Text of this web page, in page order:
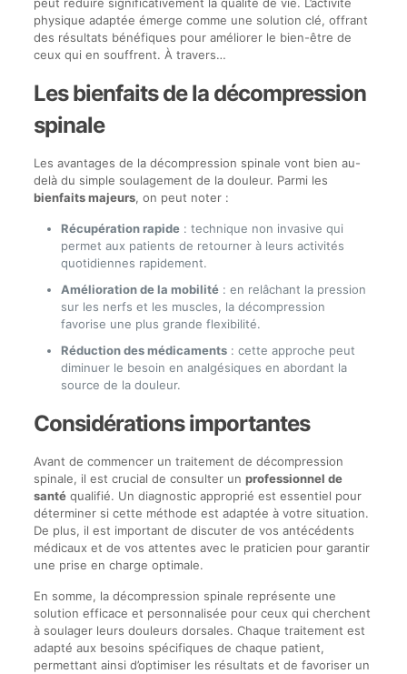
peut réduire significativement la qualité de vie. L’activité
physique adaptée émerge comme une solution clé, offrant
des résultats bénéfiques pour améliorer le bien-être de
ceux qui en souffrent. À travers…
Les bienfaits de la décompression
spinale
Les avantages de la décompression spinale vont bien au-
delà du simple soulagement de la douleur. Parmi les
bienfaits majeurs, on peut noter :
Récupération rapide: technique non invasive qui
permet aux patients de retourner à leurs activités
quotidiennes rapidement.
Amélioration de la mobilité: en relâchant la pression
sur les nerfs et les muscles, la décompression
favorise une plus grande flexibilité.
Réduction des médicaments: cette approche peut
diminuer le besoin en analgésiques en abordant la
source de la douleur.
Considérations importantes
Avant de commencer un traitement de décompression
spinale, il est crucial de consulter un professionnel de
santéqualifié. Un diagnostic approprié est essentiel pour
déterminer si cette méthode est adaptée à votre situation.
De plus, il est important de discuter de vos antécédents
médicaux et de vos attentes avec le praticien pour garantir
une prise en charge optimale.
En somme, la décompression spinale représente une
solution efficace et personnalisée pour ceux qui cherchent
à soulager leurs douleurs dorsales. Chaque traitement est
adapté aux besoins spécifiques de chaque patient,
permettant ainsi d’optimiser les résultats et de favoriser un